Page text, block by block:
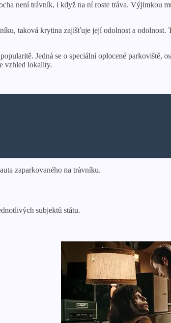
není trávník, i když na ní roste tráva. Výjimkou
taková krytina zajišťuje její odolnost a odolnost.
Jedná se o speciální oplocené parkoviště,
vzhled lokality.
zaparkovaného na trávníku.
subjektů státu.